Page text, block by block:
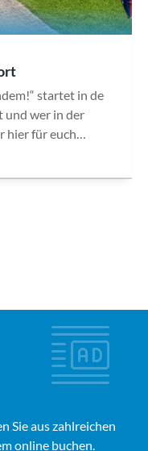
startet in de
und wer in der
hier für euch…
Sie aus zahlreichen
online buchen.